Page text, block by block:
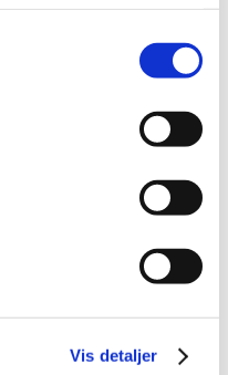
Vis detaljer